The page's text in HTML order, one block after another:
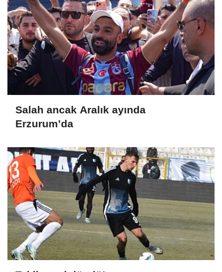
Salah ancak Aralık ayında
Erzurum’da